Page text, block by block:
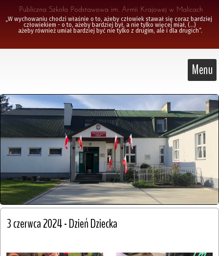
Publiczna Szkoła Podstawowa im. Armii Krajowej w Malicach
„W wychowaniu chodzi właśnie o to, ażeby człowiek stawał się coraz bardziej
człowiekiem - o to, ażeby bardziej był, a nie tylko więcej miał, (...)
ażeby również umiał bardziej być nie tylko z drugim, ale i dla drugich”.
Menu
3 czerwca 2024 - Dzień Dziecka